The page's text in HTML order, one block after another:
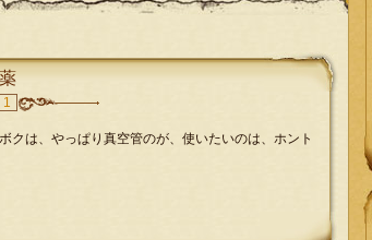
1
クは、やっぱり真空管のが、使いたいのは、ホント